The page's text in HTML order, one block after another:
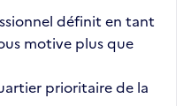
définit en tant
motive plus que
prioritaire de la